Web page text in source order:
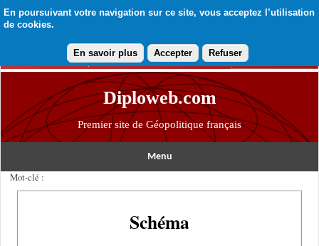
En poursuivant votre navigation sur ce site, vous acceptez l’utilisation
de cookies.
En savoir plus Accepter Refuser
Diploweb.com
Premier site de Géopolitique français
Menu
Mot-clé :
Schéma